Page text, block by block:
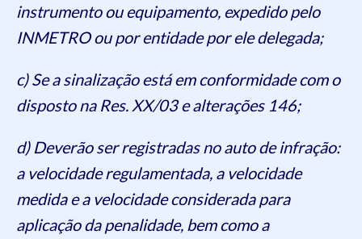
instrumento ou equipamento, expedido pelo
INMETRO ou por entidade por ele delegada;
c) Se a sinalização está em conformidade com o
disposto na Res. XX/03 e alterações 146;
d) Deverão ser registradas no auto de infração:
a velocidade regulamentada, a velocidade
medida e a velocidade considerada para
aplicação da penalidade, bem como a